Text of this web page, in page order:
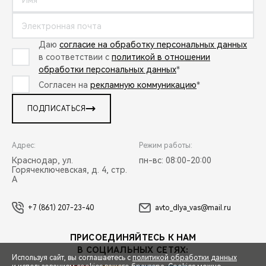
Оборонов Сергей Александрович
Нижегородец Восток Москва
Морозов Павел Александрович
Восток Авто Московский
Наумов Илья Александрович
Даю согласие на обработку персональных данных
в соответствии с политикой в отношении
обработки персональных данных*
Согласен на рекламную коммуникацию*
ПОДПИСАТЬСЯ
Адрес:
Краснодар, ул.
Горячеключевская, д. 4, стр.
А
Режим работы:
пн-вс: 08:00-20:00
+7 (861) 207-23-40 avto_dlya_vas@mail.ru
ПРИСОЕДИНЯЙТЕСЬ К НАМ
В СОЦИАЛЬНЫХ СЕТЯХ:
Используя сайт, вы соглашаетесь с политикой обработки данных